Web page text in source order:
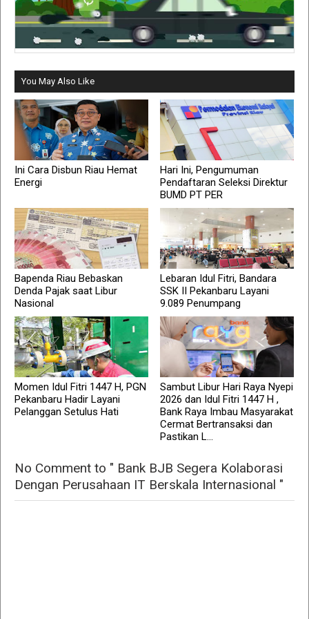
You May Also Like
Ini Cara Disbun Riau Hemat
Energi
Hari Ini, Pengumuman
Pendaftaran Seleksi Direktur
BUMD PT PER
Bapenda Riau Bebaskan
Denda Pajak saat Libur
Nasional
Lebaran Idul Fitri, Bandara
SSK II Pekanbaru Layani
9.089 Penumpang
Momen Idul Fitri 1447 H, PGN
Pekanbaru Hadir Layani
Pelanggan Setulus Hati
Sambut Libur Hari Raya Nyepi
2026 dan Idul Fitri 1447 H ,
Bank Raya Imbau Masyarakat
Cermat Bertransaksi dan
Pastikan L...
No Comment to " Bank BJB Segera Kolaborasi
Dengan Perusahaan IT Berskala Internasional "